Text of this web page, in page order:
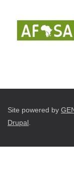
Site powered by
Drupal